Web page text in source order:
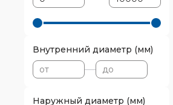
Внутренний диаметр (мм)
Наружный диаметр (мм)